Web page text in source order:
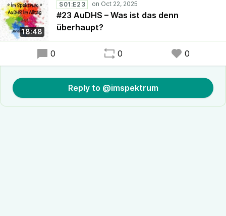
18:48
S01:E23
#23 AuDHS – Was ist das denn
überhaupt?
0 0 0
Reply to @imspektrum